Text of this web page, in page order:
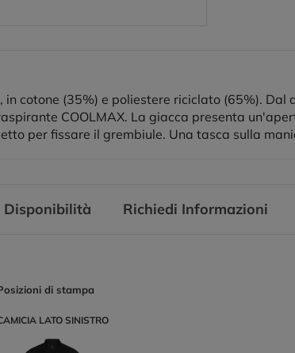
in cotone (35%) e poliestere riciclato (65%).
COOLMAX. La giacca presenta
per fissare il grembiule. Una tasca sulla
Disponibilità Richiedi Informazioni
di stampa
LATO SINISTRO